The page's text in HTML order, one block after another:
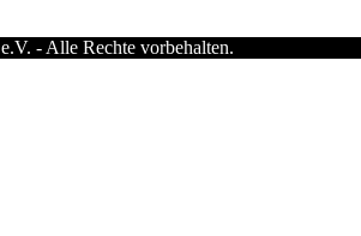
- Alle Rechte vorbehalten.